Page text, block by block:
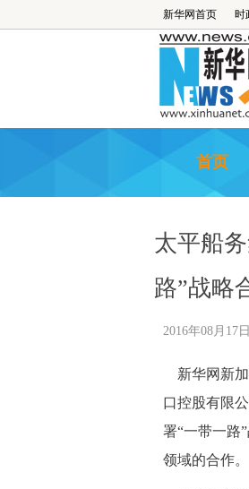
新华网首页 时
首页
太平船
路”战略
2016年08月17
新华网新加
口控股有限
署“一带一路
领域的合作。